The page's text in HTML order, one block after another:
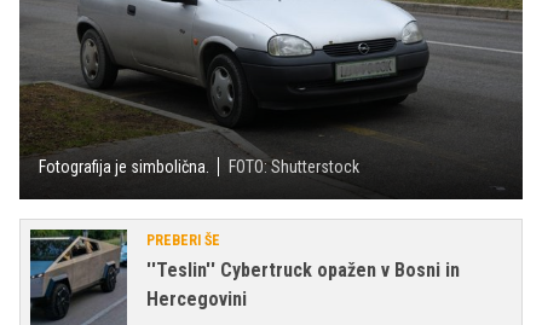
Fotografija je simbolična. FOTO: Shutterstock
PREBERI ŠE
''Teslin'' Cybertruck opažen v Bosni in
Hercegovini